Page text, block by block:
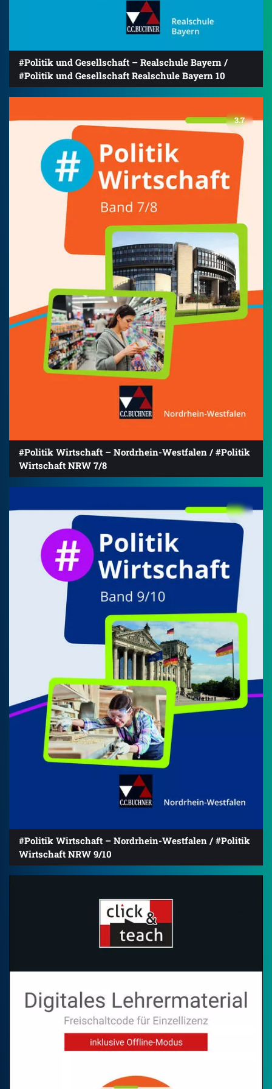
#Politik und Gesellschaft – Realschule Bayern /
#Politik und Gesellschaft Realschule Bayern 10
3.7
#Politik Wirtschaft – Nordrhein-Westfalen / #Politik
Wirtschaft NRW 7/8
#Politik Wirtschaft – Nordrhein-Westfalen / #Politik
Wirtschaft NRW 9/10